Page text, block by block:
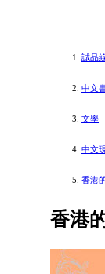
誠品
中文
文學
中文
香港
香港